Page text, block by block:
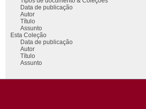
Data de publicação
Autor
Título
Assunto
Esta Coleção
Data de publicação
Autor
Título
Assunto